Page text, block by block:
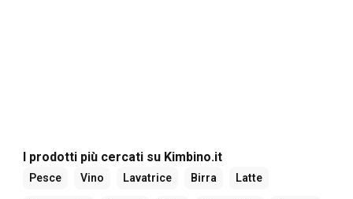
I prodotti più cercati su Kimbino.it
Pesce Vino Lavatrice Birra Latte